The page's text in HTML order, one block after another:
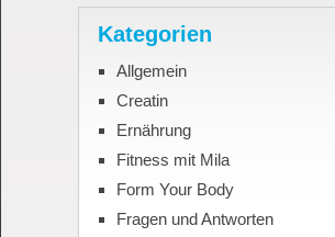
Kategorien
Allgemein
Creatin
Ernährung
Fitness mit Mila
Form Your Body
Fragen und Antworten